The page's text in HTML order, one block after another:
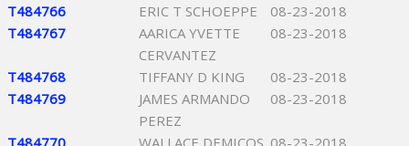
T484766 ERIC T SCHOEPPE
08-23-2018
T484767
AARICA YVETTE
CERVANTEZ
08-23-2018
T484768 TIFFANY D KING
08-23-2018
T484769
JAMES ARMANDO
PEREZ
08-23-2018
T484770 WALLACE DEMICOS 08-23-2018